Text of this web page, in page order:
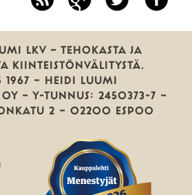
Plus
LKV — TEHOKASTA JA
KIINTEISTÖNVÄLITYSTÄ.
1967 — HEIDI LUUMI
— Y-TUNNUS: 2450373-7 —
2 — 02200 ESPOO